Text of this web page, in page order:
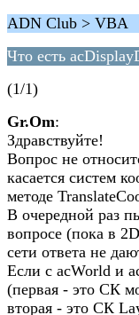
ADN Club > VBA
Что есть
(1/1)
Gr.Om:
Здравствуйте!
Вопрос не
касается систем
методе
В очередной раз
вопросе (пока в
сети ответа не
Если с acWorld и
(первая - это СК
вторая - это СК